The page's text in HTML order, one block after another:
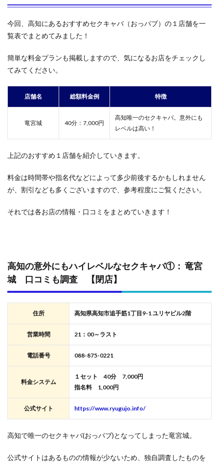
今回、高知にあるおすすめセクキャバ（おっパブ）の１店舗を一
覧表でまとめてみました！
簡単な料金プランも掲載しますので、気になるお店をチェックし
てみてください。
店舗名 総額料金例 特徴
竜宮城 40分：7,000円
高知唯一のセクキャバ。意外にも
レベルは高い！
上記のおすすめ１店舗を紹介していきます。
料金は時間帯や指名代などによって多少前後するかもしれません
が、割引なども多くございますので、参考程度にご覧ください。
それでは各お店の情報・口コミをまとめていきます！
高知の意外にもハイレベルなセクキャバ①： 竜宮
城 口コミも調査 【閉店】
住所 高知県高知市追手筋1丁目9-1 ユリヤビル2階
営業時間 21：00～ラスト
電話番号 088-875-0221
料金システム
１セット 40分 7,000円
指名料 1,000円
公式サイト https://www.ryugujo.info/
高知で唯一のセクキャバ(おっパブ)となってしまった竜宮城。
公式サイトはあるものの情報が少ないため、独自調査したものを